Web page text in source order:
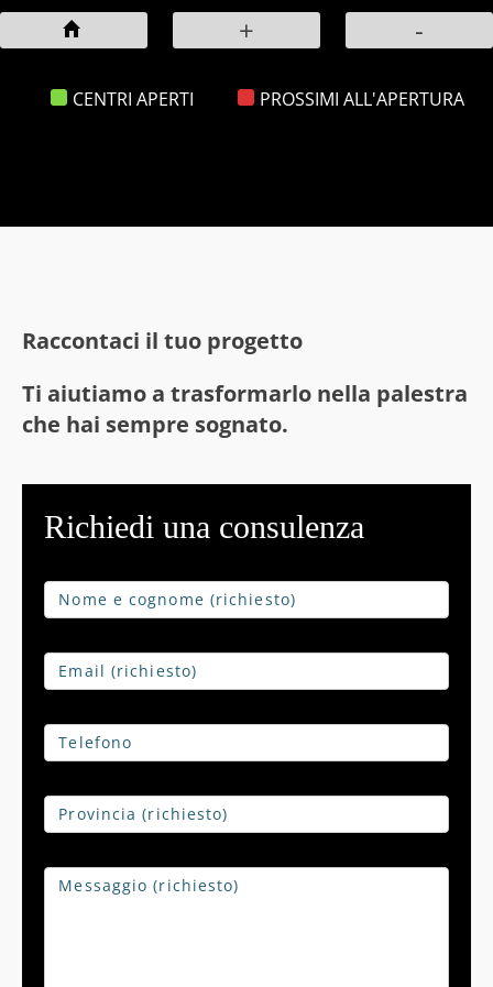
+ -
CENTRI APERTI PROSSIMI ALL'APERTURA
Raccontaci il tuo progetto
Ti aiutiamo a trasformarlo nella palestra
che hai sempre sognato.
Richiedi una consulenza